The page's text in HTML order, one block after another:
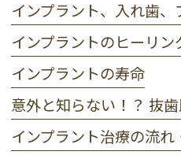
インプラント、入れ歯
インプラントの寿命
インプラント治療の流れ